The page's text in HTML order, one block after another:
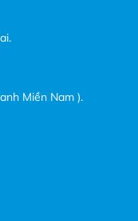
Miền Nam ).